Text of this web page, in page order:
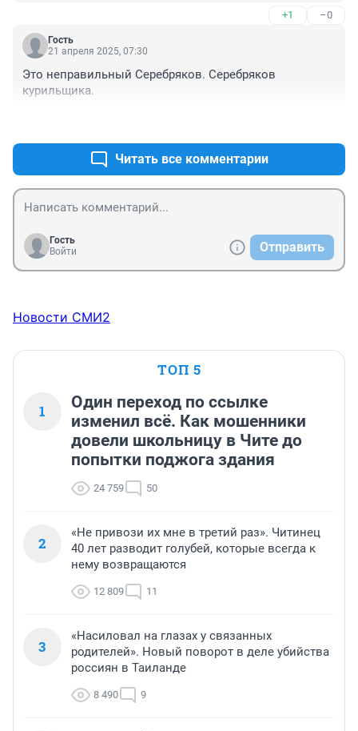
полной, лучше всего расторгать договор аренды, они
сами найдут кто поджигает.
+1 –0
Гость
21 апреля 2025, 07:30
Это неправильный Серебряков. Серебряков
курильщика.
Читать все комментарии
Гость
Войти
Отправить
Новости СМИ2
ТОП 5
1
Один переход по ссылке
изменил всё. Как мошенники
довели школьницу в Чите до
попытки поджога здания
24 759 50
2
«Не привози их мне в третий раз». Читинец
40 лет разводит голубей, которые всегда к
нему возвращаются
12 809 11
3
«Насиловал на глазах у связанных
родителей». Новый поворот в деле убийства
россиян в Таиланде
8 490 9